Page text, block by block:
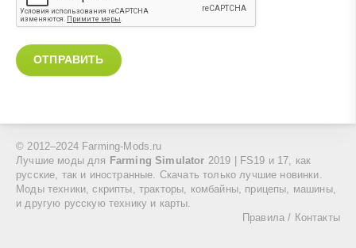
ОТПРАВИТЬ
© 2012–2024 Farming-Mods.ru
Лучшие моды для
Farming Simulator 2019 | FS19 и 17, как
русские, так и иностранные. Скачать только лучшие новинки.
Моды техники, скрипты, тракторы, комбайны, прицепы, машины,
и другую русскую технику и карты.
Правила / Контакты